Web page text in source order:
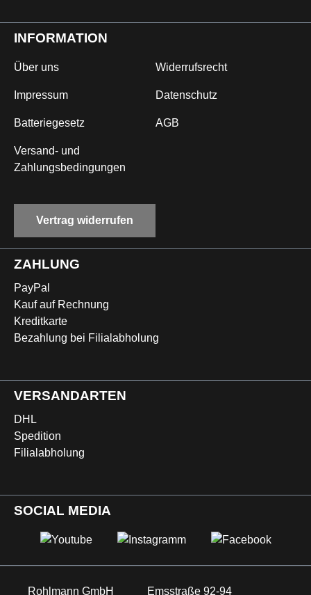
INFORMATION
Über uns Widerrufsrecht
Impressum Datenschutz
Batteriegesetz AGB
Versand- und
Zahlungsbedingungen
Vertrag widerrufen
ZAHLUNG
PayPal
Kauf auf Rechnung
Kreditkarte
Bezahlung bei Filialabholung
VERSANDARTEN
DHL
Spedition
Filialabholung
SOCIAL MEDIA
Rohlmann GmbH Emsstraße 92-94